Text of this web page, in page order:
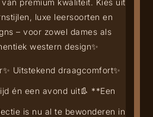
luxe leersoorten en
– voor zowel dames als
western design✨
✨ Uitstekend draagcomfort✨
én een avond uit👢 **Een
is nu al te bewonderen in